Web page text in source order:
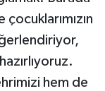
hem de